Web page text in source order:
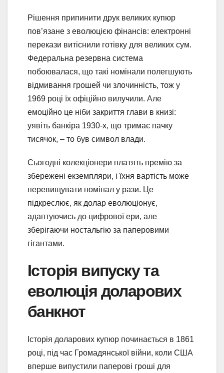
Рішення припинити друк великих купюр
пов’язане з еволюцією фінансів: електронні
перекази витіснили готівку для великих сум.
Федеральна резервна система
побоювалася, що такі номінали полегшують
відмивання грошей чи злочинність, тож у
1969 році їх офіційно вилучили. Але
емоційно це ніби закриття глави в книзі:
уявіть банкіра 1930-х, що тримає пачку
тисячок, – то був символ влади.
Сьогодні колекціонери платять премію за
збережені екземпляри, і їхня вартість може
перевищувати номінал у рази. Це
підкреслює, як долар еволюціонує,
адаптуючись до цифрової ери, але
зберігаючи ностальгію за паперовими
гігантами.
Історія випуску та
еволюція доларових
банкнот
Історія доларових купюр починається в 1861
році, під час Громадянської війни, коли США
вперше випустили паперові гроші для